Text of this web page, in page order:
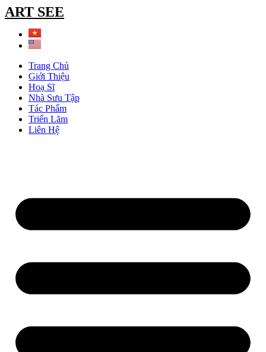
Chuyển
đến
ART SEE
Trang Chủ
Giới Thiệu
Hoạ Sĩ
Nhà Sưu Tập
Tác Phẩm
Triển Lãm
Liên Hệ